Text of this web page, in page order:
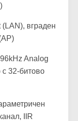
вграден
96kHz Analog
32-битово
IIR